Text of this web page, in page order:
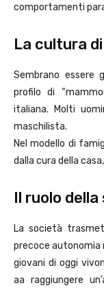
comportamenti
La cultura
Sembrano essere
profilo di
italiana. Molti
maschilista.
Nel modello di
dalla cura della
Il ruolo
La società
precoce autonomia
giovani di oggi
aa raggiungere